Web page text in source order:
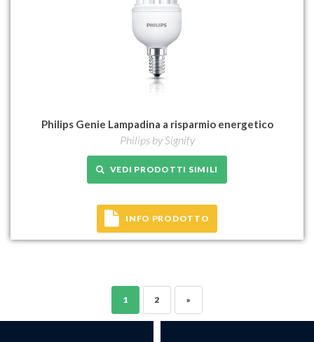
Philips Genie Lampadina a risparmio energetico
Philips by Signify
VEDI PRODOTTI SIMILI
INFO PRODOTTO
1 2 »